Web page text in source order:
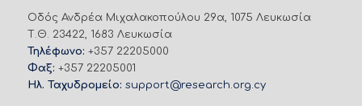
Οδός Ανδρέα Μιχαλακοπούλου 29α, 1075 Λευκωσία
Τ.Θ. 23422, 1683 Λευκωσία
Τηλέφωνο: +357 22205000
Φαξ: +357 22205001
Ηλ. Ταχυδρομείο: support@research.org.cy